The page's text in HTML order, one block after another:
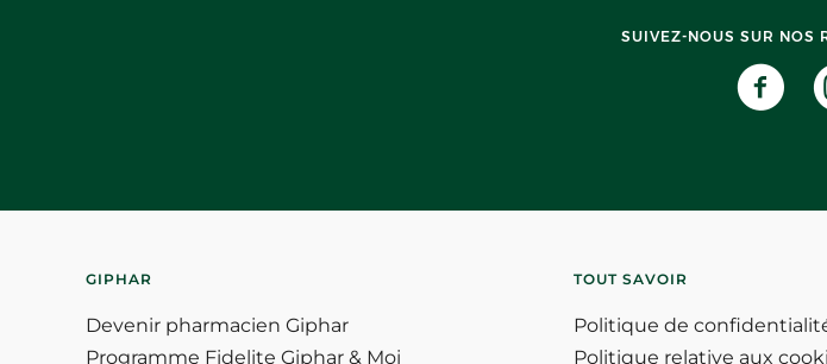
SUIVEZ-NOUS SUR NOS
GIPHAR
Devenir pharmacien Giphar
Programme Fidelite Giphar & Moi
TOUT SAVOIR
Politique de
Politique relative aux